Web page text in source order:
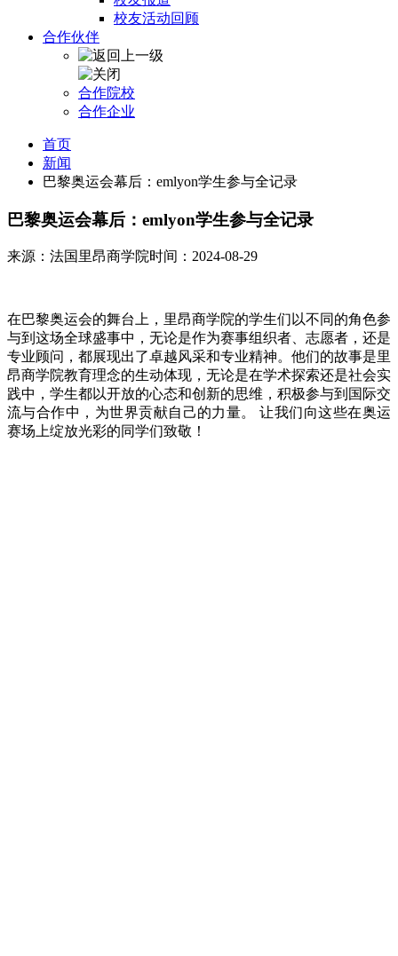
校友活动回顾
合作伙伴
合作院校
合作企业
首页
新闻
巴黎奥运会幕后：emlyon学生参与全记录
巴黎奥运会幕后：emlyon学生参与全记录
来源：法国里昂商学院时间：2024-08-29
在巴黎奥运会的舞台上，里昂商学院的学生们以不同的角色参
与到这场全球盛事中，无论是作为赛事组织者、志愿者，还是
专业顾问，都展现出了卓越风采和专业精神。他们的故事是里
昂商学院教育理念的生动体现，无论是在学术探索还是社会实
践中，学生都以开放的心态和创新的思维，积极参与到国际交
流与合作中，为世界贡献自己的力量。 让我们向这些在奥运
赛场上绽放光彩的同学们致敬！